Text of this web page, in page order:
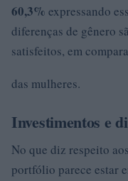
60,3% expressando
diferenças de gênero
satisfeitos, em
das mulheres.
Investimentos e
No que diz respeito
portfólio parece estar